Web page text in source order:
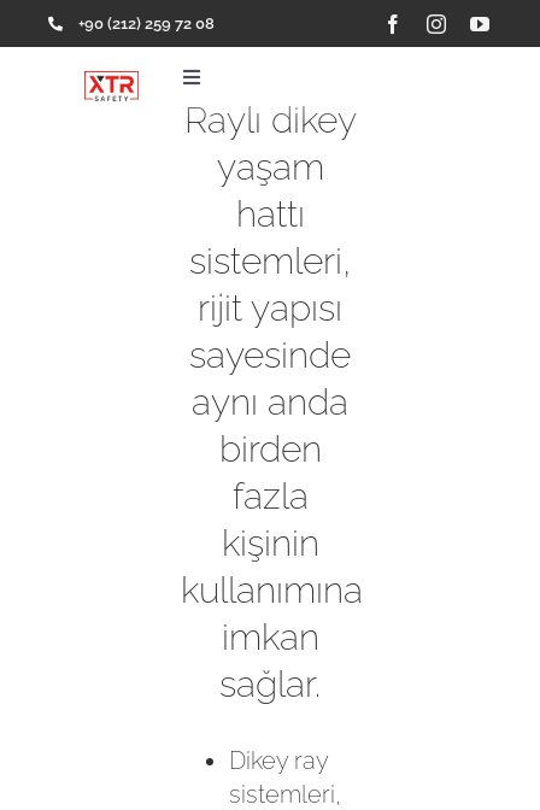
to
+90 (212) 259 72 08
Toggle
Navigation
Ana Sayfa
Ürünler
Hakkımızda
Referanslar
İletişim
Raylı dikey
yaşam
hattı
sistemleri,
rijit yapısı
sayesinde
aynı anda
birden
fazla
kişinin
kullanımına
imkan
sağlar.
Dikey ray
sistemleri,